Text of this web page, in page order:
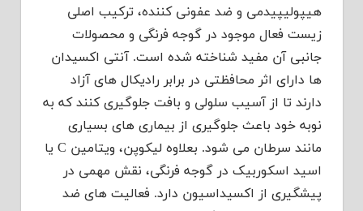
هیپوليپیدمی و ضد عفونی کننده، ترکیب اصلی
زیست فعال موجود در گوجه فرنگی و محصولات
جانبی آن مفید شناخته شده است. آنتی اکسیدان
ها دارای اثر محافظتی در برابر رادیکال های آزاد
دارند تا از آسیب سلولی و بافت جلوگیری کنند که به
نوبه خود باعث جلوگیری از بیماری های بسیاری
مانند سرطان می شود. بعلاوه لیکوپن، ویتامین C یا
اسید اسکوربیک در گوجه فرنگی، نقش مهمی در
پیشگیری از اکسیداسیون دارد. فعالیت های ضد